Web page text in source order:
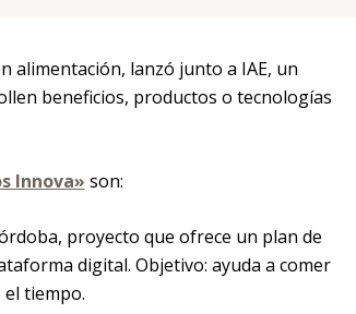
alimentación, lanzó junto a IAE, un
beneficios, productos o tecnologías
Innova» son:
proyecto que ofrece un plan de
digital. Objetivo: ayuda a comer
tiempo.